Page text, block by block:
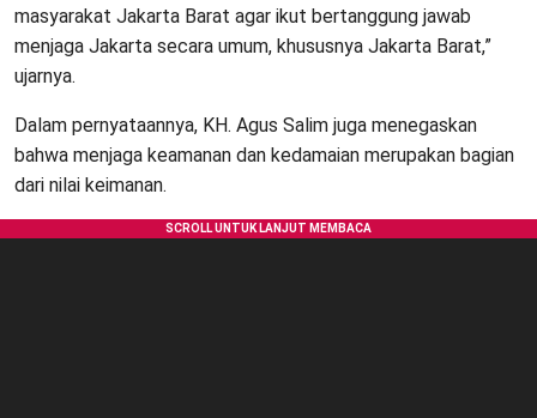
masyarakat Jakarta Barat agar ikut bertanggung jawab
menjaga Jakarta secara umum, khususnya Jakarta Barat,”
ujarnya.
Dalam pernyataannya, KH. Agus Salim juga menegaskan
bahwa menjaga keamanan dan kedamaian merupakan bagian
dari nilai keimanan.